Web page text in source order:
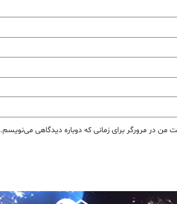
من در مرورگر برای زمانی که دوباره دیدگاهی می‌نویسم.